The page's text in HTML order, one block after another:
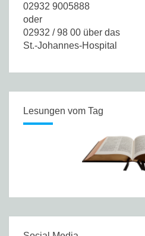
02932 9005888
oder
02932 / 98 00 über das
St.-Johannes-Hospital
Lesungen vom Tag